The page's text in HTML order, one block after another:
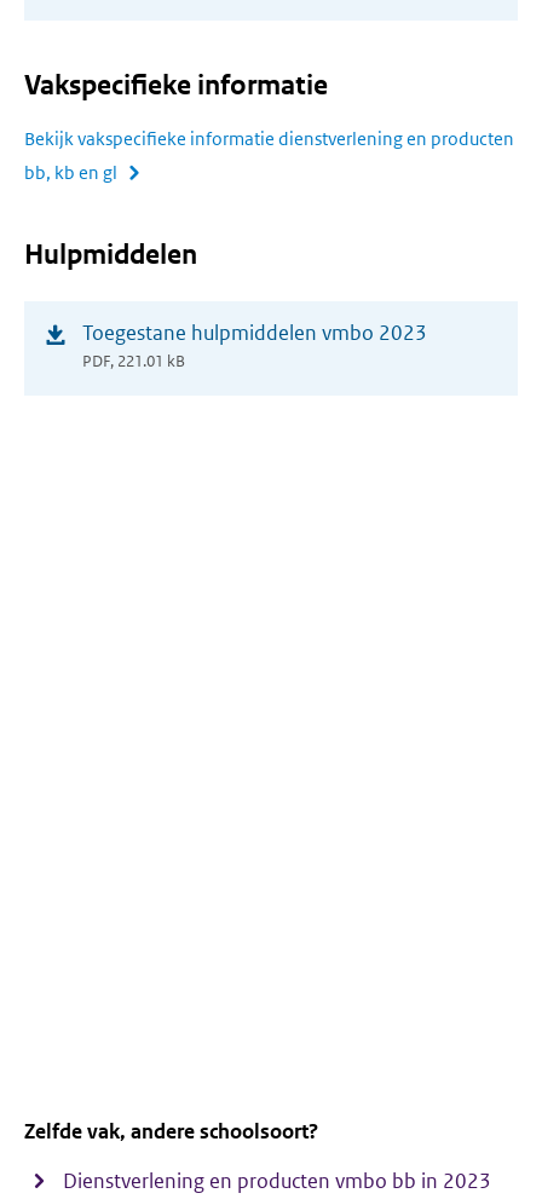
Zelfde vak, andere schoolsoort?
Dienstverlening en producten vmbo bb in 2023
Vakspecifieke informatie
Bekijk vakspecifieke informatie dienstverlening en producten
bb, kb en gl
Hulpmiddelen
Toegestane hulpmiddelen vmbo 2023
PDF, 221.01 kB